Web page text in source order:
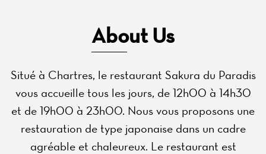
About Us
Situé à Chartres, le restaurant Sakura du Paradis
vous accueille tous les jours, de 12h00 à 14h30
et de 19h00 à 23h00. Nous vous proposons une
restauration de type japonaise dans un cadre
agréable et chaleureux. Le restaurant est